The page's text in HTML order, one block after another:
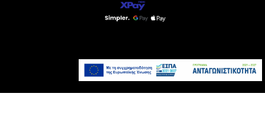
Προσθήκη στο καλάθι